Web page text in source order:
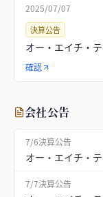
2025/07/07
決算公告
オー・エイチ・
確認
会社公告
7/6決算公告
オー・エイチ・
7/7決算公告